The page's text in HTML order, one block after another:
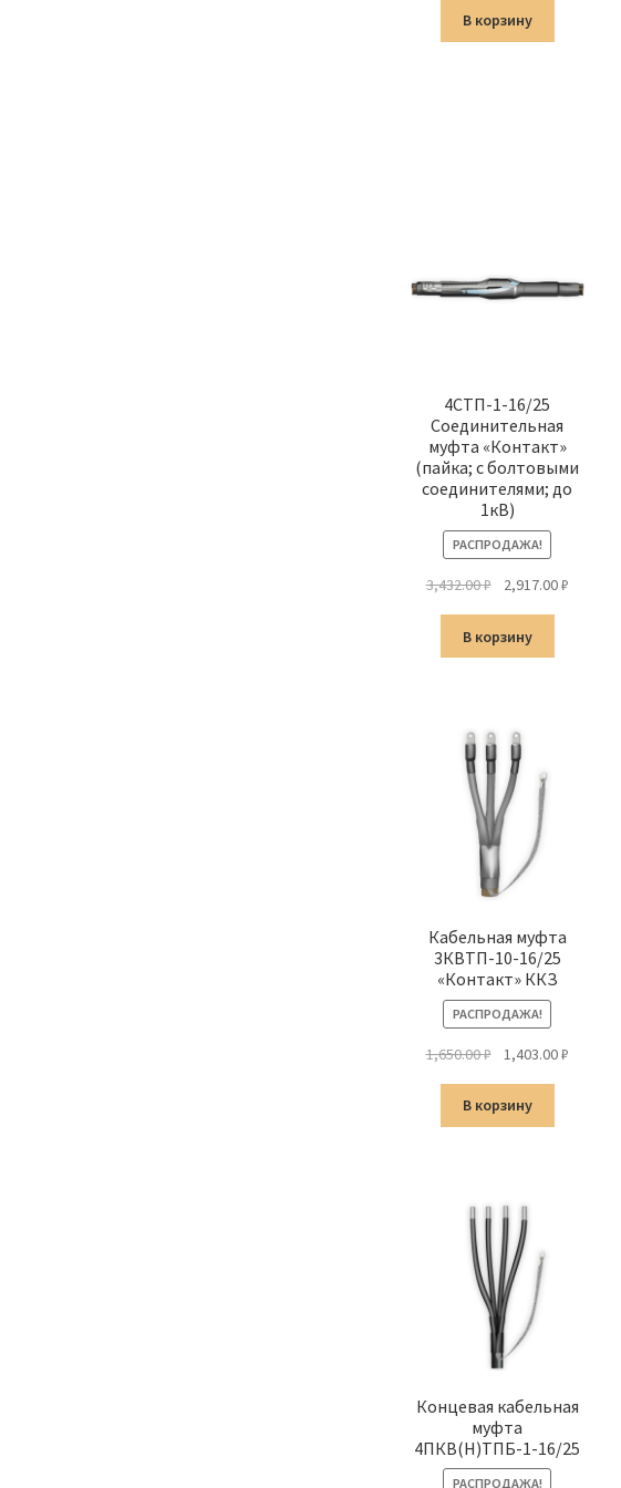
составляла
1,321.00 ₽.
В корзину
4СТП-1-16/25
Соединительная
муфта «Контакт»
(пайка; с болтовыми
соединителями; до
1кВ)
РАСПРОДАЖА!
3,432.00₽
Первоначальная
составляла
3,432.00 ₽.
2,917.00₽
В корзину
Кабельная муфта
3КВТП-10-16/25
«Контакт» ККЗ
РАСПРОДАЖА!
1,650.00₽
Первоначальная
составляла
1,650.00 ₽.
1,403.00₽
В корзину
Концевая кабельная
муфта
4ПКВ(Н)ТПБ-1-16/25
РАСПРОДАЖА!